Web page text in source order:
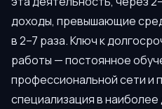
доходы, превышающие
в 2–7 раза. Ключ к
работы — постоянное
профессиональной сети и
специализация в